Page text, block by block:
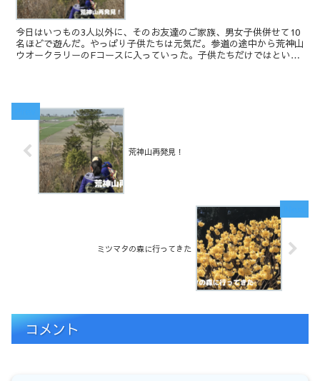
今日はいつもの3人以外に、そのお友達のご家族、男女子供併せて10
名ほどで遊んだ。やっぱり子供たちは元気だ。参道の途中から荒神山
ウオークラリーのFコースに入っていった。子供たちだけではという
荒神山再発見！
ミツマタの森に行ってきた
コメント